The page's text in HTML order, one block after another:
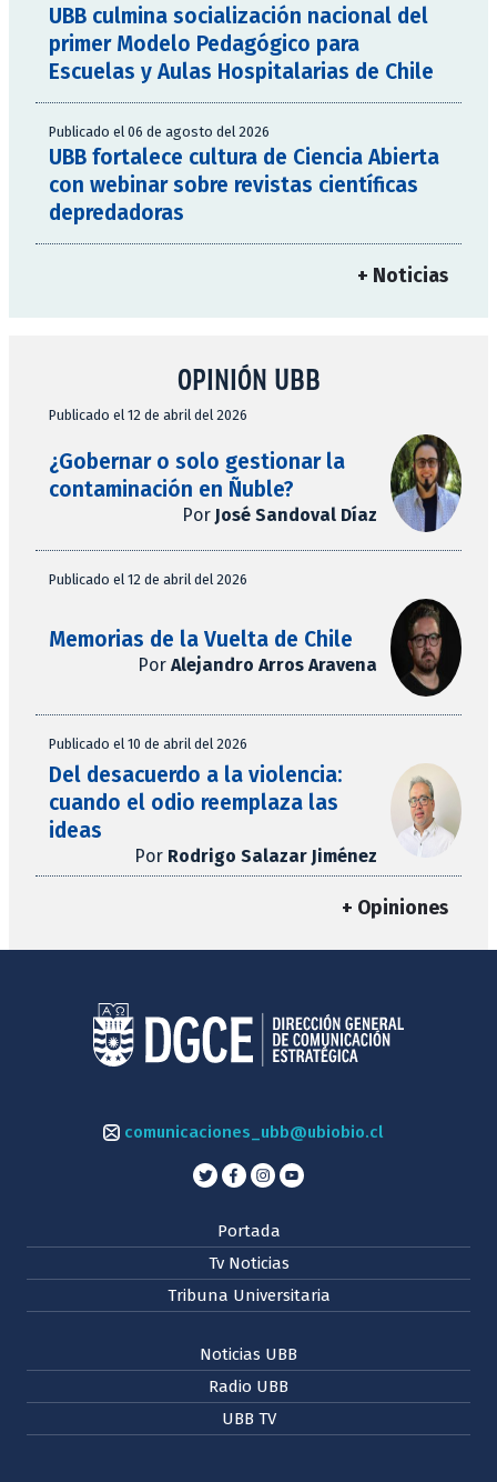
UBB culmina socialización nacional del
primer Modelo Pedagógico para
Escuelas y Aulas Hospitalarias de Chile
Publicado el 06 de agosto del 2026
UBB fortalece cultura de Ciencia Abierta
con webinar sobre revistas científicas
depredadoras
+ Noticias
OPINIÓN UBB
Publicado el 12 de abril del 2026
¿Gobernar o solo gestionar la
contaminación en Ñuble?
Por José Sandoval Díaz
Publicado el 12 de abril del 2026
Memorias de la Vuelta de Chile
Por Alejandro Arros Aravena
Publicado el 10 de abril del 2026
Del desacuerdo a la violencia:
cuando el odio reemplaza las
ideas
Por Rodrigo Salazar Jiménez
+ Opiniones
comunicaciones_ubb@ubiobio.cl
Portada
Tv Noticias
Tribuna Universitaria
Noticias UBB
Radio UBB
UBB TV